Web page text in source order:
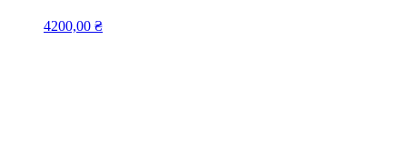
4200,00 ₴